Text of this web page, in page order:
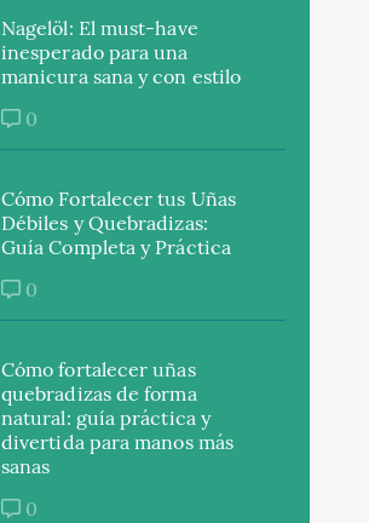
Nagelöl: El must-have
inesperado para una
manicura sana y con estilo
0
Cómo Fortalecer tus Uñas
Débiles y Quebradizas:
Guía Completa y Práctica
0
Cómo fortalecer uñas
quebradizas de forma
natural: guía práctica y
divertida para manos más
sanas
0